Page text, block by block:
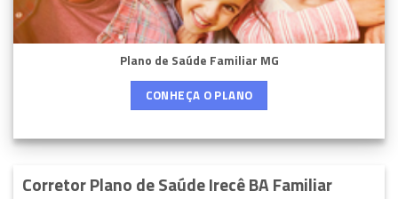
Plano de Saúde Familiar MG
CONHEÇA O PLANO
Corretor Plano de Saúde Irecê BA Familiar